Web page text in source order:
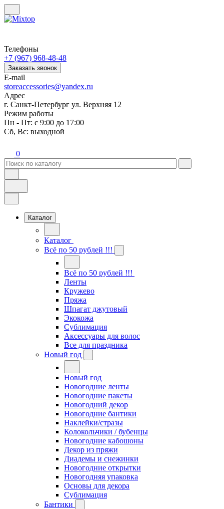
Телефоны
+7 (967) 968-48-48
Заказать звонок
E-mail
storeaccessories@yandex.ru
Адрес
г. Санкт-Петербург ул. Верхняя 12
Режим работы
Пн - Пт: с 9:00 до 17:00
Сб, Вс: выходной
0
Каталог
Каталог
Всё по 50 рублей !!!
Всё по 50 рублей !!!
Ленты
Кружево
Пряжа
Шпагат джутовый
Экокожа
Сублимация
Аксессуары для волос
Все для праздника
Новый год
Новый год
Новогодние ленты
Новогодние пакеты
Новогодний декор
Новогодние бантики
Наклейки/стразы
Колокольчики / бубенцы
Новогодние кабошоны
Декор из пряжи
Диадемы и снежинки
Новогодние открытки
Новогодняя упаковка
Основы для декора
Сублимация
Бантики